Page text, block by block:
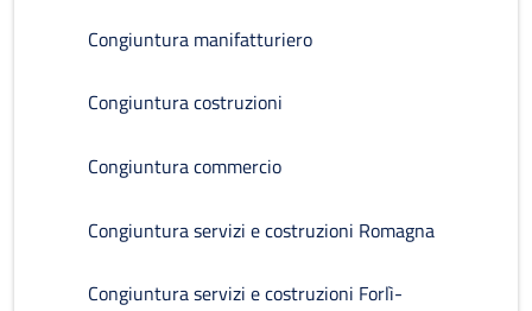
Congiuntura manifatturiero
Congiuntura costruzioni
Congiuntura commercio
Congiuntura servizi e costruzioni Romagna
Congiuntura servizi e costruzioni Forlì-